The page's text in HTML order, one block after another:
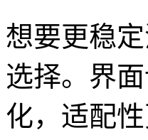
想要更稳
选择。界
化，适配